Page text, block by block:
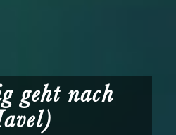
geht nach